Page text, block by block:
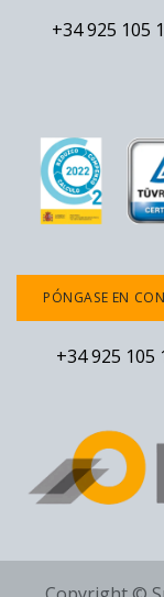
+34 925 105
PÓNGASE EN
+34 925 105